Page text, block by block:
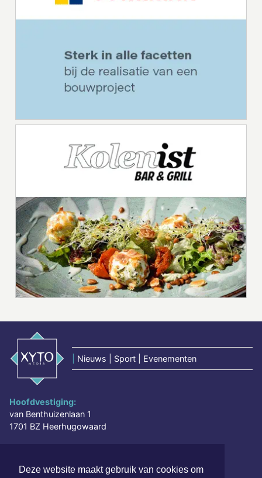
Deze website maakt gebruik van cookies om
Nieuws | Sport | Evenementen
Hoofdvestiging:
van Benthuizenlaan 1
1701 BZ Heerhugowaard